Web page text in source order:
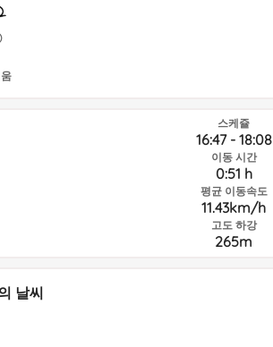
스케쥴
16:47 - 18:08
이동 시간
0:51 h
평균 이동속도
11.43km/h
고도 하강
265m
날씨